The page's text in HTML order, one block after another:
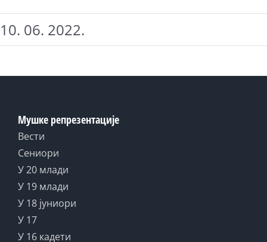
10. 06. 2022.
Мушке репрезентације
Вести
Сениори
У 20 млади
У 19 млади
У 18 јуниори
У 17
У 16 кадети